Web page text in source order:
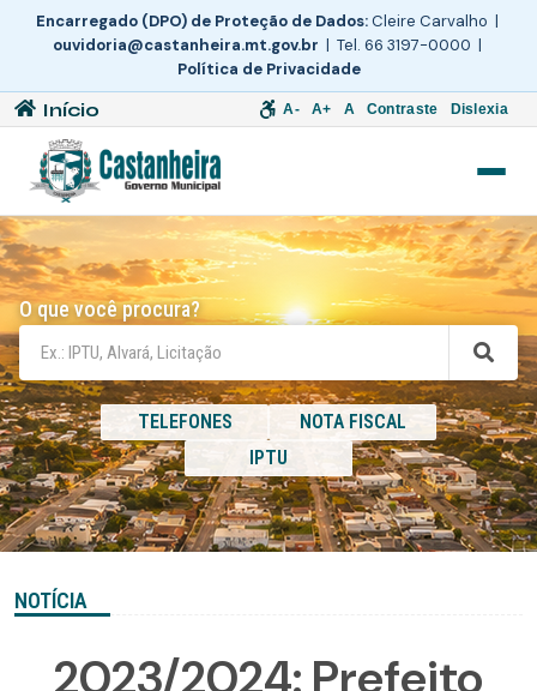
Encarregado (DPO) de Proteção de Dados:Cleire Carvalho |
ouvidoria@castanheira.mt.gov.br | Tel. 66 3197-0000 |
Política de Privacidade
Início A- A+ A Contraste Dislexia
O que você procura?
TELEFONES
NOTA FISCAL
IPTU
NOTÍCIA
2023/2024: Prefeito